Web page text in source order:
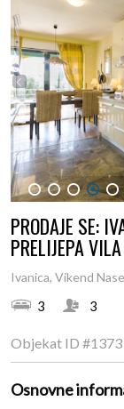
1 2 3 4 5
PRODAJE SE:
PRELIJEPA
Ivanica, Vikend
3 3
Objekat ID #1373
Osnovne